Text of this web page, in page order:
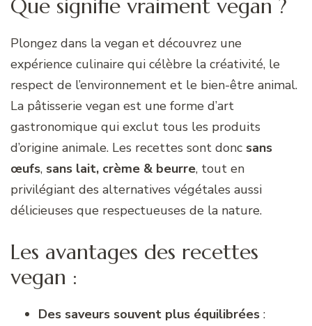
Que signifie vraiment vegan ?
Plongez dans la vegan et découvrez une
expérience culinaire qui célèbre la créativité, le
respect de l’environnement et le bien-être animal.
La pâtisserie vegan est une forme d’art
gastronomique qui exclut tous les produits
d’origine animale. Les recettes sont donc sans
œufs, sans lait, crème & beurre, tout en
privilégiant des alternatives végétales aussi
délicieuses que respectueuses de la nature.
Les avantages des recettes
vegan :
Des saveurs souvent plus équilibrées :